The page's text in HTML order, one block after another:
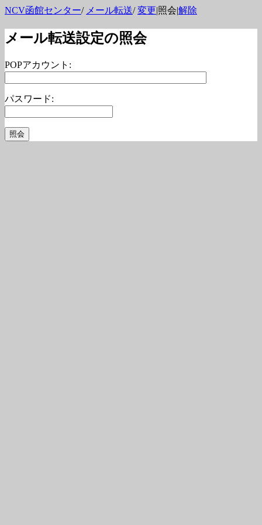
NCV函館センター/ メール転送/変更|照会|解除
メール転送設定の照会
POPアカウント:
パスワード: